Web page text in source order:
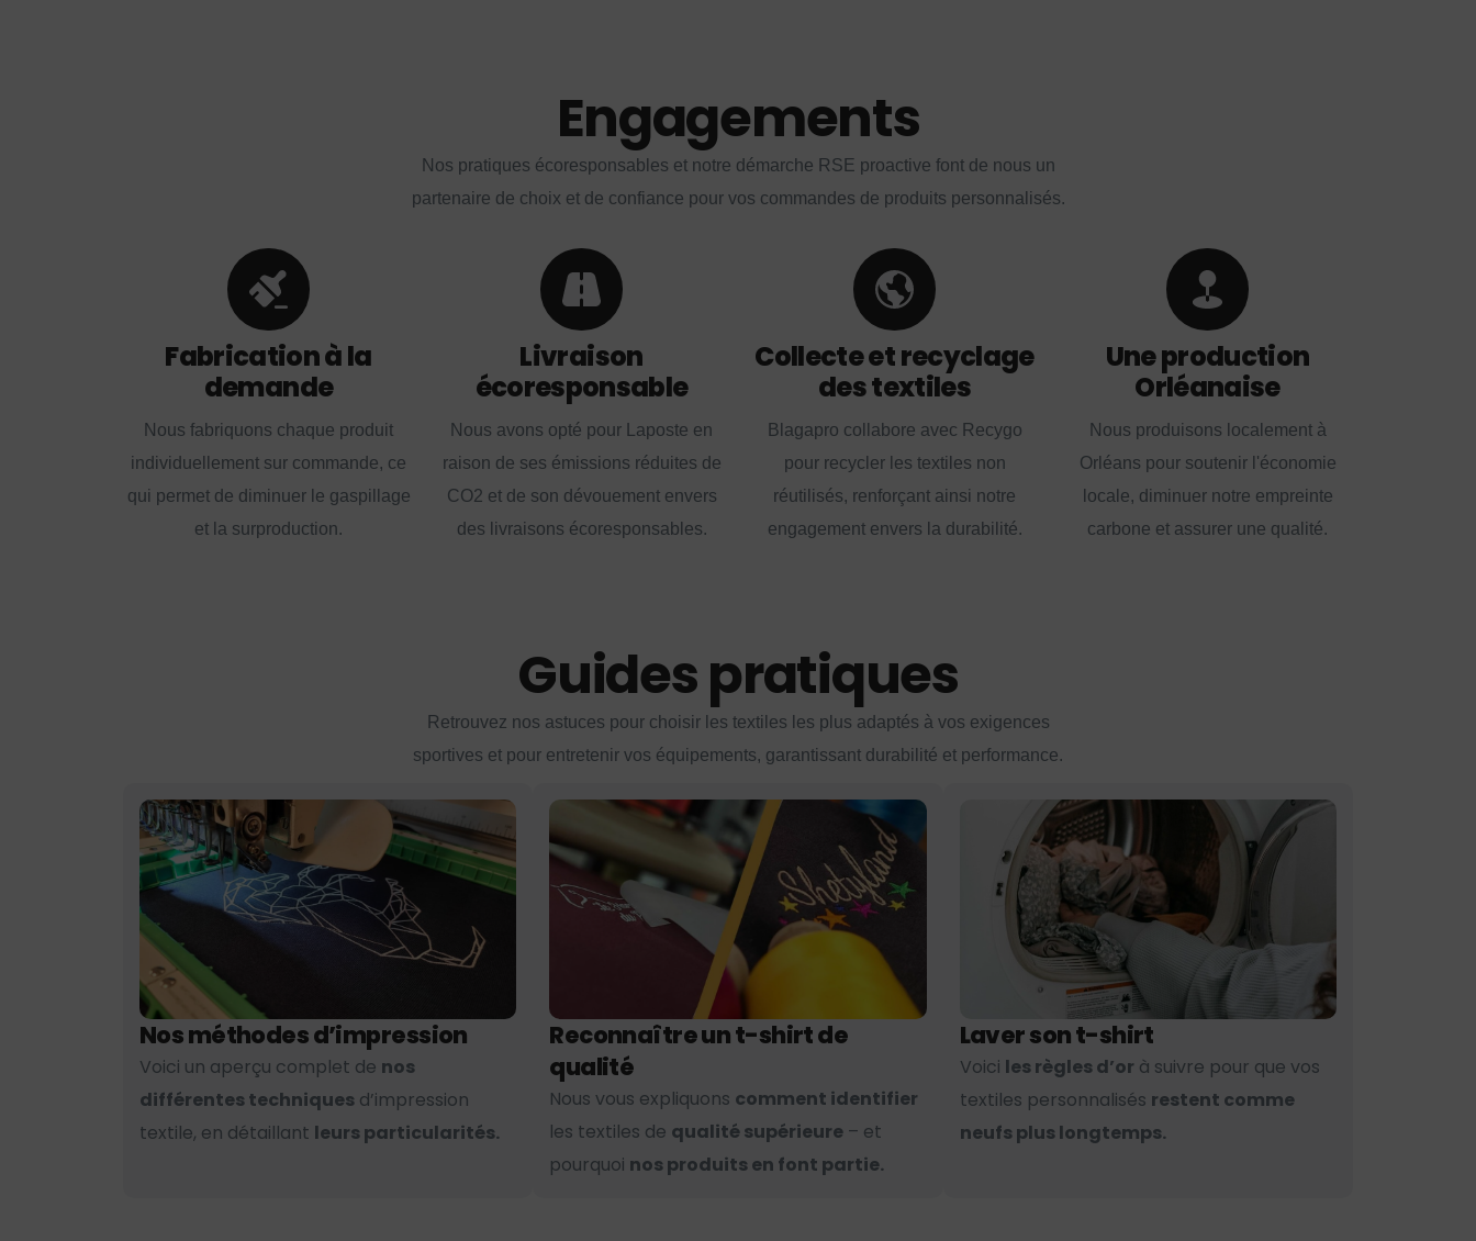
Engagements
Nos pratiques écoresponsables et notre démarche RSE proactive font de nous un
partenaire de choix et de confiance pour vos commandes de produits personnalisés.
Fabrication à la
demande
Nous fabriquons chaque produit
individuellement sur commande, ce
qui permet de diminuer le gaspillage
et la surproduction.
Livraison
écoresponsable
Nous avons opté pour Laposte en
raison de ses émissions réduites de
CO2 et de son dévouement envers
des livraisons écoresponsables.
Collecte et recyclage
des textiles
Blagapro collabore avec Recygo
pour recycler les textiles non
réutilisés, renforçant ainsi notre
engagement envers la durabilité.
Une production
Orléanaise
Nous produisons localement à
Orléans pour soutenir l'économie
locale, diminuer notre empreinte
carbone et assurer une qualité.
Guides pratiques
Retrouvez nos astuces pour choisir les textiles les plus adaptés à vos exigences
sportives et pour entretenir vos équipements, garantissant durabilité et performance.
Nos méthodes d’impression
Voici un aperçu complet de nos
différentes techniques d’impression
textile, en détaillant leurs particularités.
Reconnaître un t-shirt de
qualité
Nous vous expliquons comment identifier
les textiles de qualité supérieure – et
pourquoi nos produits en font partie.
Laver son t-shirt
Voici les règles d’or à suivre pour que vos
textiles personnalisés restent comme
neufs plus longtemps.